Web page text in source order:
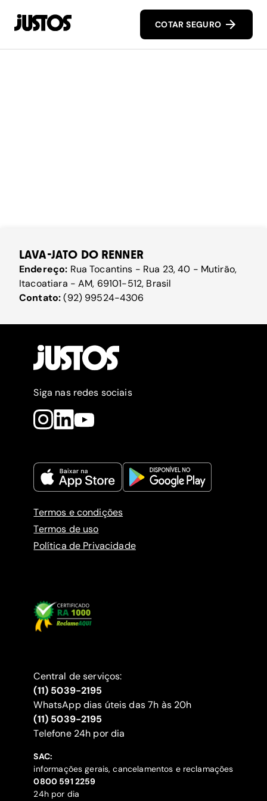
COTAR SEGURO
LAVA-JATO DO RENNER
Endereço: Rua Tocantins - Rua 23, 40 - Mutirão,
Itacoatiara - AM, 69101-512, Brasil
Contato:(92) 99524-4306
Siga nas redes sociais
Termos e condições
Termos de uso
Política de Privacidade
Central de serviços:
(11) 5039-2195
WhatsApp dias úteis das 7h às 20h
(11) 5039-2195
‍Telefone 24h por dia
SAC:
informações gerais, cancelamentos e reclamações
‍0800 591 2259
24h por dia